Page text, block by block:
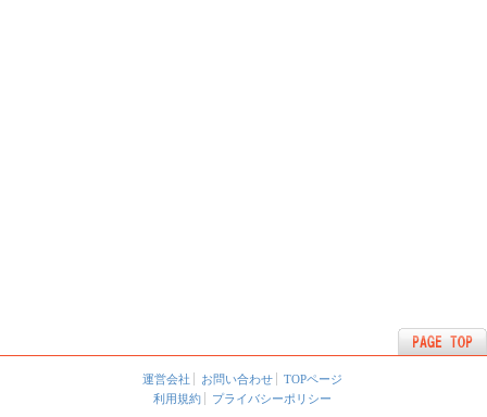
運営会社 お問い合わせ
TOPページ
利用規約
プライバシーポリシー